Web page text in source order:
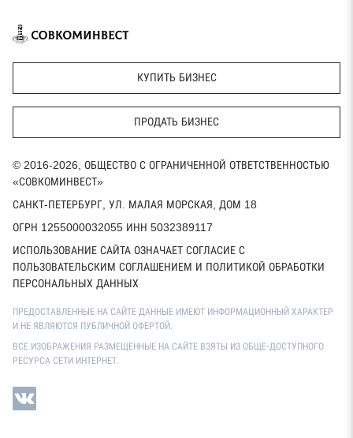
КУПИТЬ БИЗНЕС
ПРОДАТЬ БИЗНЕС
© 2016-2026, ОБЩЕСТВО С ОГРАНИЧЕННОЙ ОТВЕТСТВЕННОСТЬЮ
«СОВКОМИНВЕСТ»
САНКТ-ПЕТЕРБУРГ, УЛ. МАЛАЯ МОРСКАЯ, ДОМ 18
ОГРН 1255000032055 ИНН 5032389117
ИСПОЛЬЗОВАНИЕ САЙТА ОЗНАЧАЕТ СОГЛАСИЕ С
ПОЛЬЗОВАТЕЛЬСКИМ СОГЛАШЕНИЕМ И ПОЛИТИКОЙ ОБРАБОТКИ
ПЕРСОНАЛЬНЫХ ДАННЫХ
ПРЕДОСТАВЛЕННЫЕ НА САЙТЕ ДАННЫЕ ИМЕЮТ ИНФОРМАЦИОННЫЙ ХАРАКТЕР
И НЕ ЯВЛЯЮТСЯ ПУБЛИЧНОЙ ОФЕРТОЙ.
ВСЕ ИЗОБРАЖЕНИЯ РАЗМЕЩЕННЫЕ НА САЙТЕ ВЗЯТЫ ИЗ ОБЩЕ-ДОСТУПНОГО
РЕСУРСА СЕТИ ИНТЕРНЕТ.